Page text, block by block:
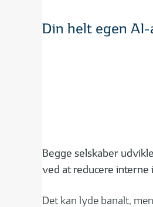
Din helt egen
Begge selskaber
ved at reducere interne
Det kan lyde banalt,